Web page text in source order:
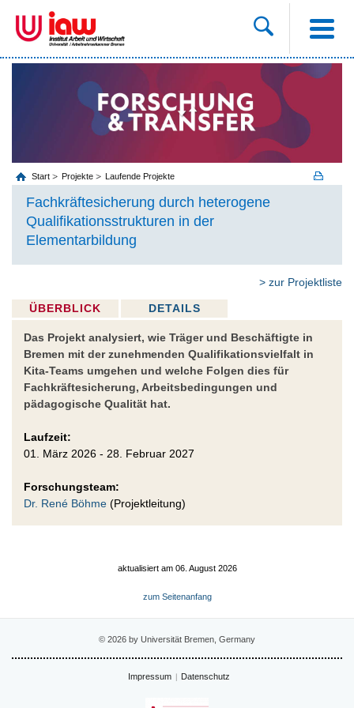
Start Projekte Laufende Projekte
Fachkräftesicherung durch heterogene
Qualifikationsstrukturen in der
Elementarbildung
> zur Projektliste
ÜBERBLICK DETAILS
Das Projekt analysiert, wie Träger und Beschäftigte in
Bremen mit der zunehmenden Qualifikationsvielfalt in
Kita-Teams umgehen und welche Folgen dies für
Fachkräftesicherung, Arbeitsbedingungen und
pädagogische Qualität hat.
Laufzeit:
01. März 2026 - 28. Februar 2027
Forschungsteam:
Dr. René Böhme (Projektleitung)
aktualisiert am 06. August 2026
zum Seitenanfang
© 2026 by Universität Bremen, Germany
Impressum Datenschutz